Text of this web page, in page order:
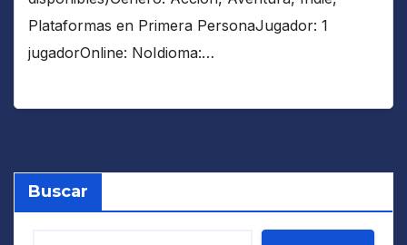
Plataformas en Primera PersonaJugador: 1
jugadorOnline: NoIdioma:…
Buscar